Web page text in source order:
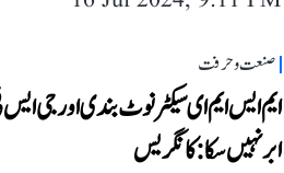
صنعت و حرفت
ایم ایس ایم ای سیکٹر نوٹ بندی اور جی
ابر نہیں سکا: کانگریس